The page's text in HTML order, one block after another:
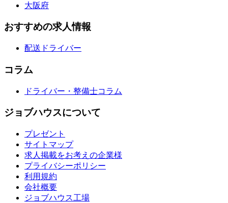
大阪府
おすすめの求人情報
配送ドライバー
コラム
ドライバー・整備士コラム
ジョブハウスについて
プレゼント
サイトマップ
求人掲載をお考えの企業様
プライバシーポリシー
利用規約
会社概要
ジョブハウス工場